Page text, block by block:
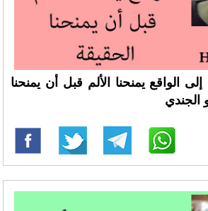
الواقع يمنحنا الألم قبل أن يمنحنا
الجندي